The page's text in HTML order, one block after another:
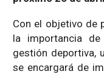
Con el objetivo de
la importancia
gestión deportiva,
se encargará de